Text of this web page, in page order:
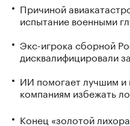
Причиной
испытание военными
Экс-игрока сборной
дисквалифицировали
ИИ помогает лучшим и
компаниям избежать
Конец «золотой